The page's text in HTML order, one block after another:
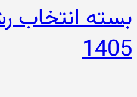
بسته انتخاب
1405